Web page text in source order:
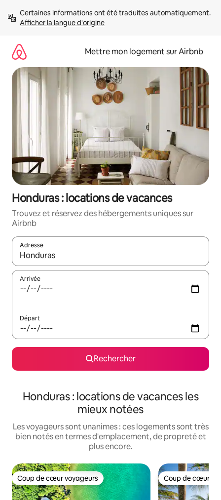
directement
Afficher la langue d'origine
Mettre mon logement sur Airbnb
Honduras : locations de vacances
Trouvez et réservez des hébergements uniques sur
Airbnb
Adresse
Lorsque les résultats s'affichent, utilisez les flèches vers le
Arrivée
Départ
Rechercher
Honduras : locations de vacances les
mieux notées
Les voyageurs sont unanimes : ces logements sont très
bien notés en termes d'emplacement, de propreté et
plus encore.
Coup de cœur voyageurs
Coup de cœur voyageurs Coup de cœur
Coup de cœur